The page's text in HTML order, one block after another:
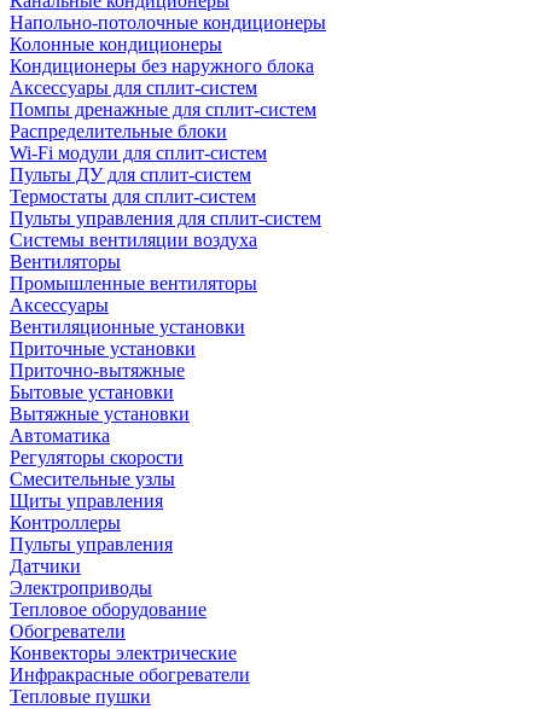
Напольно-потолочные кондиционеры
Колонные кондиционеры
Кондиционеры без наружного блока
Аксессуары для сплит-систем
Помпы дренажные для сплит-систем
Распределительные блоки
Wi-Fi модули для сплит-систем
Пульты ДУ для сплит-систем
Термостаты для сплит-систем
Пульты управления для сплит-систем
Системы вентиляции воздуха
Вентиляторы
Промышленные вентиляторы
Аксессуары
Вентиляционные установки
Приточные установки
Приточно-вытяжные
Бытовые установки
Вытяжные установки
Автоматика
Регуляторы скорости
Смесительные узлы
Щиты управления
Контроллеры
Пульты управления
Датчики
Электроприводы
Тепловое оборудование
Обогреватели
Конвекторы электрические
Инфракрасные обогреватели
Тепловые пушки